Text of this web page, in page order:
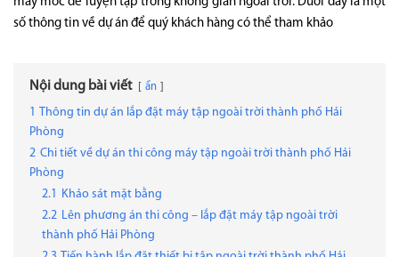
số thông tin về dự án để quý khách hàng có thể tham khảo
Nội dung bài viết ẩn
1 Thông tin dự án lắp đặt máy tập ngoài trời thành phố Hải
Phòng
2 Chi tiết về dự án thi công máy tập ngoài trời thành phố Hải
Phòng
2.1 Khảo sát mặt bằng
2.2 Lên phương án thi công – lắp đặt máy tập ngoài trời
thành phố Hải Phòng